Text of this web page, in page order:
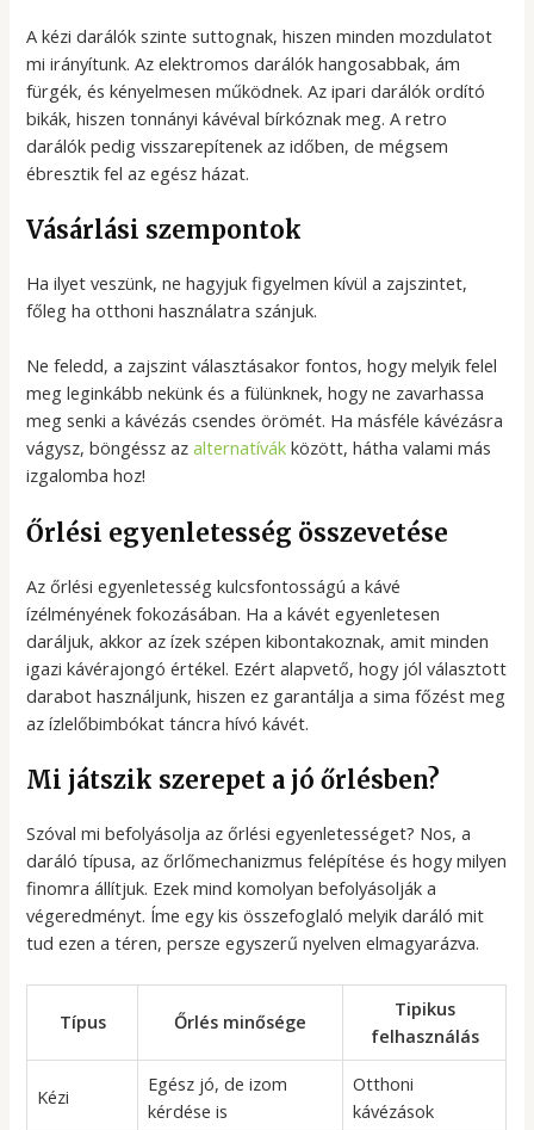
A kézi darálók szinte suttognak, hiszen minden mozdulatot
mi irányítunk. Az elektromos darálók hangosabbak, ám
fürgék, és kényelmesen működnek. Az ipari darálók ordító
bikák, hiszen tonnányi kávéval bírkóznak meg. A retro
darálók pedig visszarepítenek az időben, de mégsem
ébresztik fel az egész házat.
Vásárlási szempontok
Ha ilyet veszünk, ne hagyjuk figyelmen kívül a zajszintet,
főleg ha otthoni használatra szánjuk.
Ne feledd, a zajszint választásakor fontos, hogy melyik felel
meg leginkább nekünk és a fülünknek, hogy ne zavarhassa
meg senki a kávézás csendes örömét. Ha másféle kávézásra
vágysz, böngéssz azalternatívák között, hátha valami más
izgalomba hoz!
Őrlési egyenletesség összevetése
Az őrlési egyenletesség kulcsfontosságú a kávé
ízélményének fokozásában. Ha a kávét egyenletesen
daráljuk, akkor az ízek szépen kibontakoznak, amit minden
igazi kávérajongó értékel. Ezért alapvető, hogy jól választott
darabot használjunk, hiszen ez garantálja a sima főzést meg
az ízlelőbimbókat táncra hívó kávét.
Mi játszik szerepet a jó őrlésben?
Szóval mi befolyásolja az őrlési egyenletességet? Nos, a
daráló típusa, az őrlőmechanizmus felépítése és hogy milyen
finomra állítjuk. Ezek mind komolyan befolyásolják a
végeredményt. Íme egy kis összefoglaló melyik daráló mit
tud ezen a téren, persze egyszerű nyelven elmagyarázva.
Típus Őrlés minősége
Tipikus
felhasználás
Kézi
Egész jó, de izom
kérdése is
Otthoni
kávézások